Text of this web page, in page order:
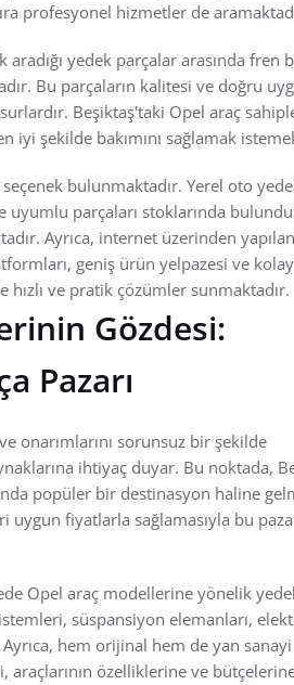
profesyonel hizmetler de
aradığı yedek parçalar arasında fren
Bu parçaların kalitesi ve doğru
Beşiktaş'taki Opel araç
iyi şekilde bakımını sağlamak
bulunmaktadır. Yerel oto
uyumlu parçaları stoklarında
Ayrıca, internet üzerinden
geniş ürün yelpazesi ve
ve pratik çözümler sunmaktadır.
Gözdesi:
Pazarı
onarımlarını sorunsuz bir şekilde
ihtiyaç duyar. Bu noktada,
popüler bir destinasyon haline
uygun fiyatlarla sağlamasıyla bu
Opel araç modellerine yönelik
süspansiyon elemanları,
hem orijinal hem de yan
özelliklerine ve